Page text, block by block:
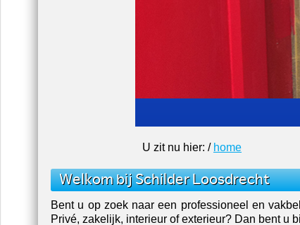
U zit nu hier: / home
Welkom bij Schilder Loosdrecht
Bent u op zoek naar een professioneel en
Privé, zakelijk, interieur of exterieur? Dan bent u